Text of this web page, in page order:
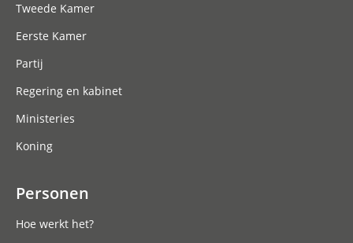
Tweede Kamer
Eerste Kamer
Partij
Regering en kabinet
Ministeries
Koning
Personen
Hoe werkt het?